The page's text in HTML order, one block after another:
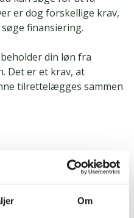
Om
er dog forskellige krav,
finansiering.
din løn fra
Det er et krav, at
tilrettelægges sammen
eller har haft en
K 10 heller ikke